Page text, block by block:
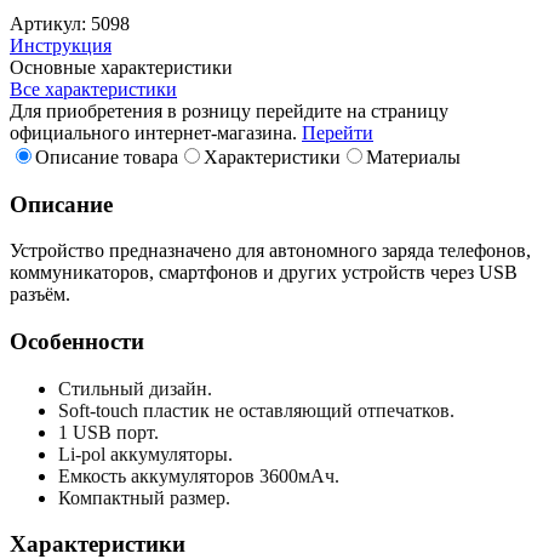
Артикул: 5098
Инструкция
Основные характеристики
Все характеристики
Для приобретения в розницу перейдите на страницу
официального интернет-магазина. Перейти
Описание товара
Характеристики Материалы
Описание
Устройство предназначено для автономного заряда телефонов,
коммуникаторов, смартфонов и других устройств через USB
разъём.
Особенности
Стильный дизайн.
Soft-touch пластик не оставляющий отпечатков.
1 USB порт.
Li-pol аккумуляторы.
Емкость аккумуляторов 3600мАч.
Компактный размер.
Характеристики